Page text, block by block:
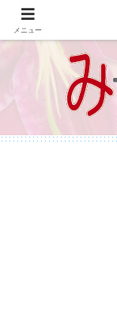
WordPressで綴る情報
メニュー